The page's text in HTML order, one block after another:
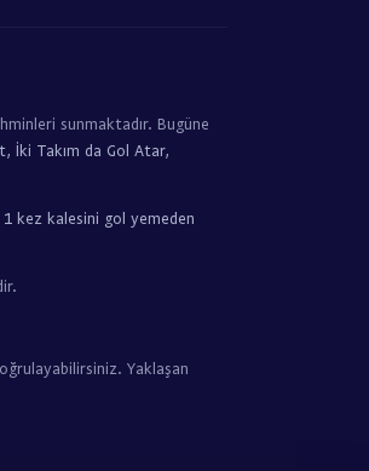
sunmaktadır. Bugüne
İki Takım da Gol Atar,
1 kez kalesini gol yemeden
Yaklaşan